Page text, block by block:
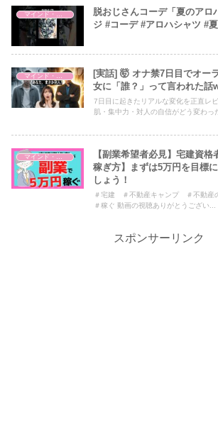
マインド・哲学
脱おじさんコーデ「夏のアロ
ジ #コーデ #アロハシャツ #
[実話] 🤯 オナ禁7日目でオー
女に「誰？」って言われた話
7日目に起きたリアルな変化を正直レ
肌・集中力・対人の自信がどう変わっ
【副業希望者必見】宅建資
稼ぎ方】まずは5万円を目標
しょう！
＃宅建 ＃不動産キャンプ ＃不動
＃稼ぐ 動画の視聴ありがとうござい...
スポンサーリンク